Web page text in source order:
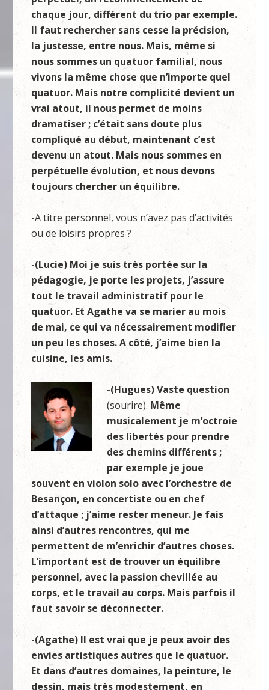
chaque jour, différent du trio par exemple.
Il faut rechercher sans cesse la précision,
la justesse, entre nous. Mais, même si
nous sommes un quatuor familial, nous
vivons la même chose que n’importe quel
quatuor. Mais notre complicité devient un
vrai atout, il nous permet de moins
dramatiser ; c’était sans doute plus
compliqué au début, maintenant c’est
devenu un atout. Mais nous sommes en
perpétuelle évolution, et nous devons
toujours chercher un équilibre.
-A titre personnel, vous n’avez pas d’activités
ou de loisirs propres ?
-(Lucie) Moi je suis très portée sur la
pédagogie, je porte les projets, j’assure
tout le travail administratif pour le
quatuor. Et Agathe va se marier au mois
de mai, ce qui va nécessairement modifier
un peu les choses. A côté, j’aime bien la
cuisine, les amis.
-(Hugues) Vaste question
(sourire). Même
musicalement je m’octroie
des libertés pour prendre
des chemins différents ;
par exemple je joue
souvent en violon solo avec l’orchestre de
Besançon, en concertiste ou en chef
d’attaque ; j’aime rester meneur. Je fais
ainsi d’autres rencontres, qui me
permettent de m’enrichir d’autres choses.
L’important est de trouver un équilibre
personnel, avec la passion chevillée au
corps, et le travail au corps. Mais parfois il
faut savoir se déconnecter.
-(Agathe) Il est vrai que je peux avoir des
envies artistiques autres que le quatuor.
Et dans d’autres domaines, la peinture, le
dessin, mais très modestement, en